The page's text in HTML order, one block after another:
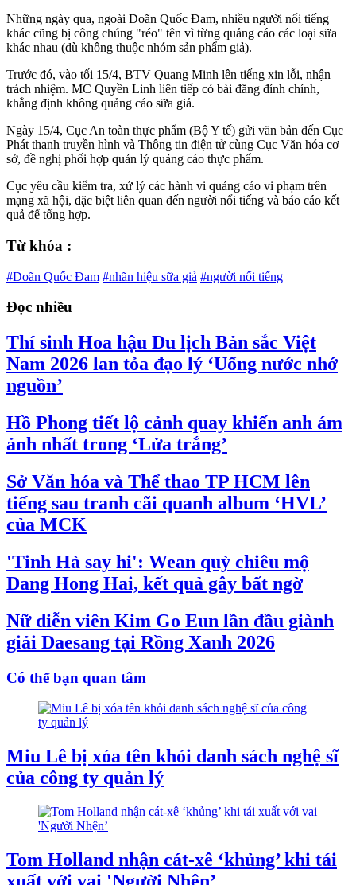
Những ngày qua, ngoài Doãn Quốc Đam, nhiều người nổi tiếng
khác cũng bị công chúng "réo" tên vì từng quảng cáo các loại sữa
khác nhau (dù không thuộc nhóm sản phẩm giả).
Trước đó, vào tối 15/4, BTV Quang Minh lên tiếng xin lỗi, nhận
trách nhiệm. MC Quyền Linh liên tiếp có bài đăng đính chính,
khẳng định không quảng cáo sữa giả.
Ngày 15/4, Cục An toàn thực phẩm (Bộ Y tế) gửi văn bản đến Cục
Phát thanh truyền hình và Thông tin điện tử cùng Cục Văn hóa cơ
sở, đề nghị phối hợp quản lý quảng cáo thực phẩm.
Cục yêu cầu kiểm tra, xử lý các hành vi quảng cáo vi phạm trên
mạng xã hội, đặc biệt liên quan đến người nổi tiếng và báo cáo kết
quả để tổng hợp.
Từ khóa :
#Doãn Quốc Đam #nhãn hiệu sữa giả #người nổi tiếng
Đọc nhiều
Thí sinh Hoa hậu Du lịch Bản sắc Việt
Nam 2026 lan tỏa đạo lý ‘Uống nước nhớ
nguồn’
Hồ Phong tiết lộ cảnh quay khiến anh ám
ảnh nhất trong ‘Lửa trắng’
Sở Văn hóa và Thể thao TP HCM lên
tiếng sau tranh cãi quanh album ‘HVL’
của MCK
'Tinh Hà say hi': Wean quỳ chiêu mộ
Dang Hong Hai, kết quả gây bất ngờ
Nữ diễn viên Kim Go Eun lần đầu giành
giải Daesang tại Rồng Xanh 2026
Có thể bạn quan tâm
Miu Lê bị xóa tên khỏi danh sách nghệ sĩ
của công ty quản lý
Tom Holland nhận cát-xê ‘khủng’ khi tái